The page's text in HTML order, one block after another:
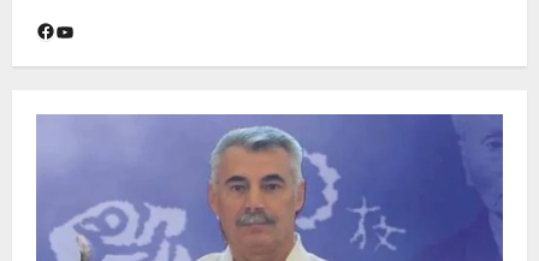
Facebook
YouTube